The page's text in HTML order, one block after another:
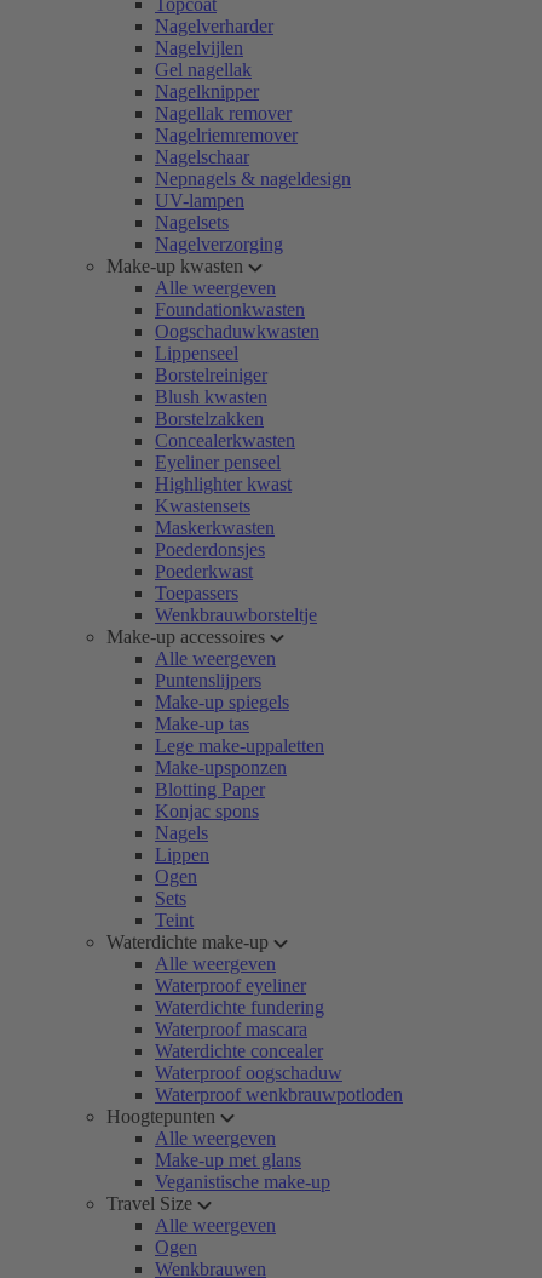
Topcoat
Nagelverharder
Nagelvijlen
Gel nagellak
Nagelknipper
Nagellak remover
Nagelriemremover
Nagelschaar
Nepnagels & nageldesign
UV-lampen
Nagelsets
Nagelverzorging
Make-up kwasten
Alle weergeven
Foundationkwasten
Oogschaduwkwasten
Lippenseel
Borstelreiniger
Blush kwasten
Borstelzakken
Concealerkwasten
Eyeliner penseel
Highlighter kwast
Kwastensets
Maskerkwasten
Poederdonsjes
Poederkwast
Toepassers
Wenkbrauwborsteltje
Make-up accessoires
Alle weergeven
Puntenslijpers
Make-up spiegels
Make-up tas
Lege make-uppaletten
Make-upsponzen
Blotting Paper
Konjac spons
Nagels
Lippen
Ogen
Sets
Teint
Waterdichte make-up
Alle weergeven
Waterproof eyeliner
Waterdichte fundering
Waterproof mascara
Waterdichte concealer
Waterproof oogschaduw
Waterproof wenkbrauwpotloden
Hoogtepunten
Alle weergeven
Make-up met glans
Veganistische make-up
Travel Size
Alle weergeven
Ogen
Wenkbrauwen